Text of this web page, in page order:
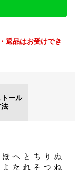
返品はお受けでき
トール
法